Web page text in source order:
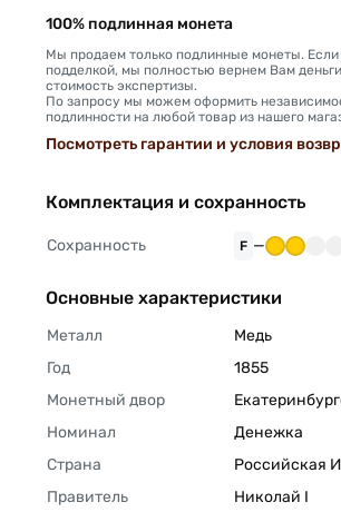
100% подлинная монета
Мы продаем только подлинные монеты.
подделкой, мы полностью вернем Вам
стоимость экспертизы.
По запросу мы можем оформить
подлинности на любой товар из нашего
Посмотреть гарантии и условия
Комплектация и сохранность
Сохранность F —
Основные характеристики
Металл
Медь
Год
1855
Монетный двор
Номинал
Денежка
Страна
Российская
Правитель
Николай I